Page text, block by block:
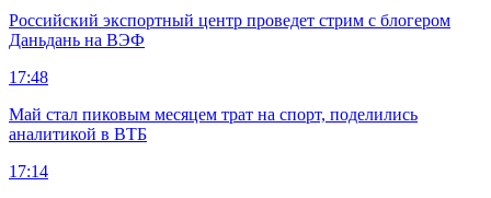
Российский экспортный центр проведет стрим с блогером
Даньдань на ВЭФ
17:48
Май стал пиковым месяцем трат на спорт, поделились
аналитикой в ВТБ
17:14